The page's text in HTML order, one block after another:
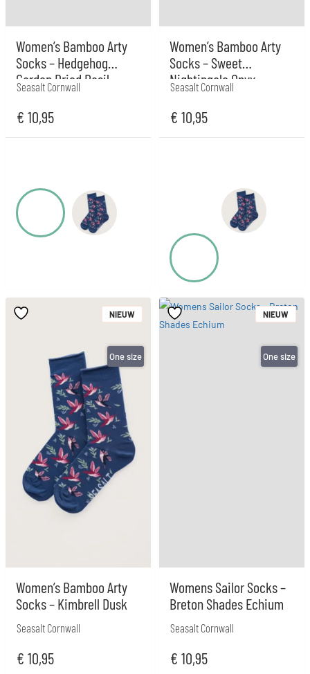
Women’s Bamboo Arty
Socks – Hedgehog
Garden Dried Basil
Seasalt Cornwall
€ 10,95
Women’s Bamboo Arty
Socks – Sweet
Nightingale Onyx
Seasalt Cornwall
€ 10,95
Women’s Bamboo Arty
Socks – Kimbrell Dusk
Seasalt Cornwall
€ 10,95
NIEUW
One size
Womens Sailor Socks –
Breton Shades Echium
Seasalt Cornwall
€ 10,95
NIEUW
One size